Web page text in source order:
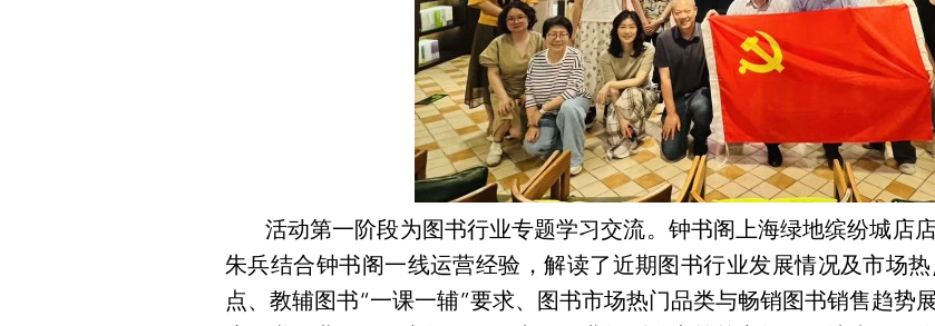
活动第一阶段为图书行业专题学习交流。钟书阁上海绿地缤纷城店
朱兵结合钟书阁一线运营经验，解读了近期图书行业发展情况及市场
点、教辅图书“一课一辅”要求、图书市场热门品类与畅销图书销售趋势